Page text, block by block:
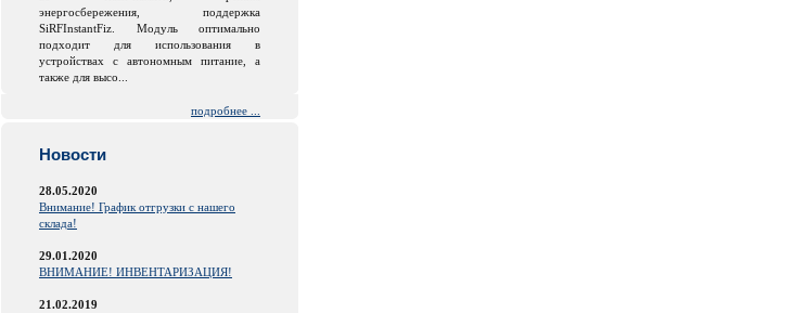
энергосбережения, поддержка
SiRFInstantFiz. Модуль оптимально
подходит для использования в
устройствах с автономным питание, а
также для высо...
подробнее ...
Новости
28.05.2020
Внимание! График отгрузки с нашего
склада!
29.01.2020
ВНИМАНИЕ! ИНВЕНТАРИЗАЦИЯ!
21.02.2019